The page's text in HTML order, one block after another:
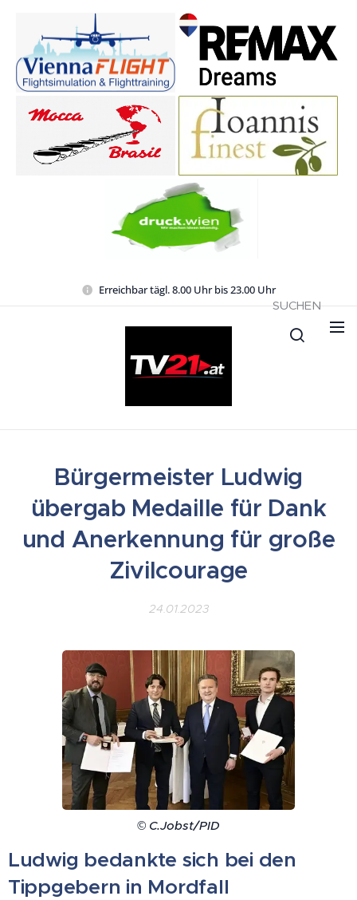
Erreichbar tägl. 8.00 Uhr bis 23.00 Uhr
SUCHEN
Bürgermeister Ludwig
übergab Medaille für Dank
und Anerkennung für große
Zivilcourage
24.01.2023
© C.Jobst/PID
Ludwig bedankte sich bei den
Tippgebern in Mordfall